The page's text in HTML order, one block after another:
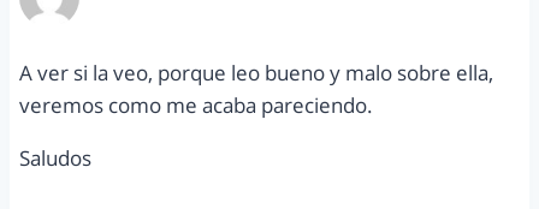
A ver si la veo, porque leo bueno y malo sobre ella,
veremos como me acaba pareciendo.
Saludos